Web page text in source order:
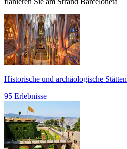
Historische und archäologische Stätten
95 Erlebnisse